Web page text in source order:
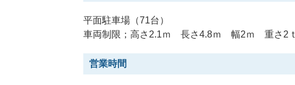
平面駐車場（71台）
車両制限；高さ2.1ｍ 長さ4.8ｍ 幅2ｍ 重さ2ｔ
営業時間